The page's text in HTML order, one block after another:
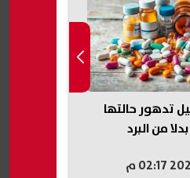
تدهور حالتها
من البرد